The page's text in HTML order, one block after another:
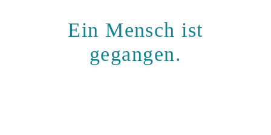
Ein Mensch ist
gegangen.